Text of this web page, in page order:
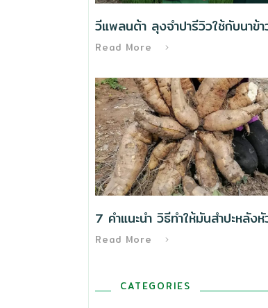
วีแพลนต้า ลุงจำปารีวิวใช้กับนาข้
Read More
7 คำแนะนำ วิธีทําให้มันสำปะหลัง
Read More
CATEGORIES